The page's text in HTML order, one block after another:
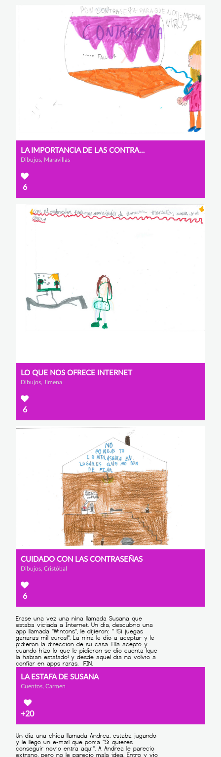
LA IMPORTANCIA DE LAS CONTRASEÑAS
Dibujos, Maravillas
6
LO QUE NOS OFRECE INTERNET
Dibujos, Jimena
6
CUIDADO CON LAS CONTRASEÑAS
Dibujos, Cristóbal
6
LA ESTAFA DE SUSANA
Cuentos, Carmen
+20